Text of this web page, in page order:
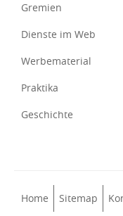
Gremien
Dienste im Web
Werbematerial
Praktika
Geschichte
Home Sitemap